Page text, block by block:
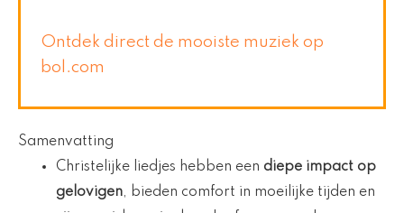
Ontdek direct de mooiste muziek op
bol.com
Samenvatting
Christelijke liedjes hebben een diepe impact op
gelovigen, bieden comfort in moeilijke tijden en